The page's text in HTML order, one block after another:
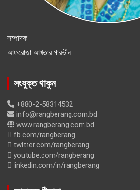
সম্পাদক
আফরোজা আখতার পারভীন
সংযুক্ত থাকুন
+880-2-58314532
info@rangberang.com.bd
www.rangberang.com.bd
fb.com/rangberang
twitter.com/rangberang
youtube.com/rangberang
linkedin.com/in/rangberang